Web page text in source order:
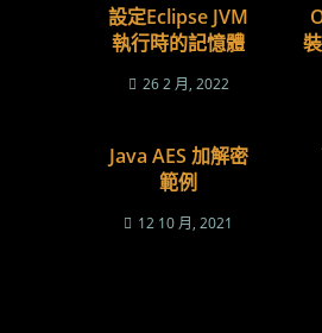
設定Eclipse JVM
執行時的記憶體
26 2 月, 2022
Java AES 加解密
範例
12 10 月, 2021